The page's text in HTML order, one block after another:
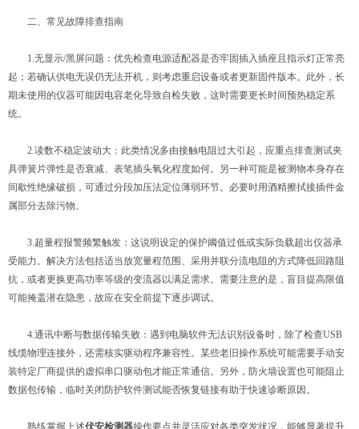
二、常见故障排查指南
1.无显示/黑屏问题：优先检查电源适配器是否牢固插入插座且指示灯正常亮
起；若确认供电无误仍无法开机，则考虑重启设备或者更新固件版本。此外，长
期未使用的仪器可能因电容老化导致自检失败，这时需要更长时间预热稳定系
统。
2.读数不稳定波动大：此类情况多由接触电阻过大引起，应重点排查测试夹
具弹簧片弹性是否衰减、表笔插头氧化程度如何。另一种可能是被测物本身存在
间歇性绝缘破损，可通过分段加压法定位薄弱环节。必要时用酒精擦拭接插件金
属部分去除污物。
3.超量程报警频繁触发：这说明设定的保护阈值过低或实际负载超出仪器承
受能力。解决方法包括适当放宽量程范围、采用并联分流电阻的方式降低回路阻
抗，或者更换更高功率等级的变流器以满足需求。需要注意的是，盲目提高限值
可能掩盖潜在隐患，故应在安全前提下逐步调试。
4.通讯中断与数据传输失败：遇到电脑软件无法识别设备时，除了检查USB
线缆物理连接外，还需核实驱动程序兼容性。某些老旧操作系统可能需要手动安
装特定厂商提供的虚拟串口驱动包才能正常通信。另外，防火墙设置也可能阻止
数据包传输，临时关闭防护软件测试能否恢复链接有助于快速诊断原因。
熟练掌握上述伏安检测器操作要点并灵活应对各类突发状况，能够显著提升